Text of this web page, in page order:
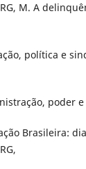
M. A
política e
Brasileira: